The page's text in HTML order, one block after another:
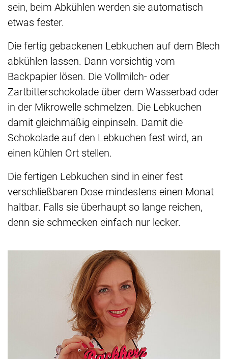
sein, beim Abkühlen werden sie automatisch
etwas fester.
Die fertig gebackenen Lebkuchen auf dem Blech
abkühlen lassen. Dann vorsichtig vom
Backpapier lösen. Die Vollmilch- oder
Zartbitterschokolade über dem Wasserbad oder
in der Mikrowelle schmelzen. Die Lebkuchen
damit gleichmäßig einpinseln. Damit die
Schokolade auf den Lebkuchen fest wird, an
einen kühlen Ort stellen.
Die fertigen Lebkuchen sind in einer fest
verschließbaren Dose mindestens einen Monat
haltbar. Falls sie überhaupt so lange reichen,
denn sie schmecken einfach nur lecker.